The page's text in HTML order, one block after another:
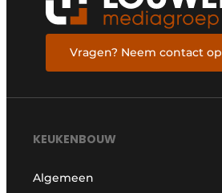
Vragen? Neem contact op
KEUKENBOUW
Algemeen